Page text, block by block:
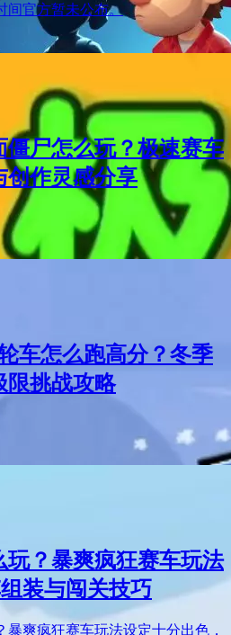
间官方暂未公布。
僵尸怎么玩？极速赛车
创作灵感分享
车怎么跑高分？冬季
限挑战攻略
玩？暴爽疯狂赛车玩法
装与闯关技巧
暴爽疯狂赛车玩法设定十分出色，